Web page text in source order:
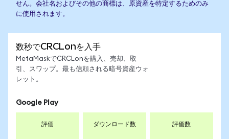
せん。会社名およびその他の商標は、原資産を特定するためのみ
に使用されます。
数秒でCRCLonを入手
MetaMaskでCRCLonを購入、売却、取
引、スワップ。最も信頼される暗号資産ウォ
レット。
Google Play
評価 ダウンロード数 評価数